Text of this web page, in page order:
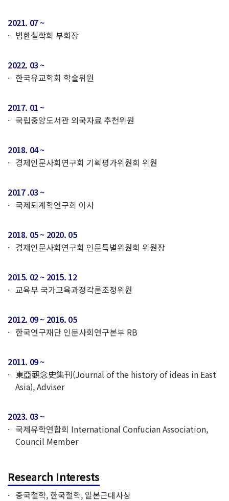
2021. 07 ~
범한철학회 부회장
2022. 03 ~
한국유교학회 학술위원
2017. 01 ~
국립중앙도서관 외국자료 추천위원
2018. 04 ~
경제인문사회연구회 기획평가위원회 위원
2017 .03 ~
국제퇴계학연구회 이사
2018. 05 ~ 2020. 05
경제인문사회연구회 인문특별위원회 위원장
2015. 02 ~ 2015. 12
교육부 국가교육과정각론조정위원
2012. 09 ~ 2016. 05
한국연구재단 인문사회연구본부 RB
2011. 09 ~
東亞觀念史集刊(Journal of the history of ideas in East
Asia), Adviser
2023. 03 ~
국제유학연합회 International Confucian Association,
Council Member
Research Interests
중국철학, 한국철학, 일본근대사상